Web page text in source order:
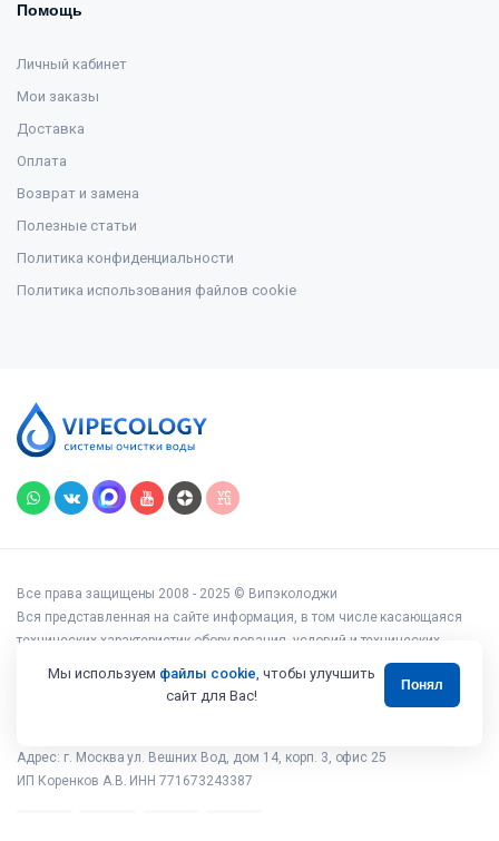
Помощь
Личный кабинет
Мои заказы
Доставка
Оплата
Возврат и замена
Полезные статьи
Политика конфиденциальности
Политика использования файлов cookie
Все права защищены 2008 - 2025 © Випэколоджи
Вся представленная на сайте информация, в том числе касающаяся
технических характеристик оборудования, условий и технических
возможностей подключения, наличия на складе, стоимости товаров и
услуг, носит информационный характер и ни при каких условиях не
является публичной офертой, определяемой положениями статьи 437
Адрес: г. Москва ул. Вешних Вод, дом 14, корп. 3, офис 25
ИП Коренков А.В. ИНН 771673243387
Мы используем файлы cookie, чтобы улучшить
сайт для Вас!
Понял